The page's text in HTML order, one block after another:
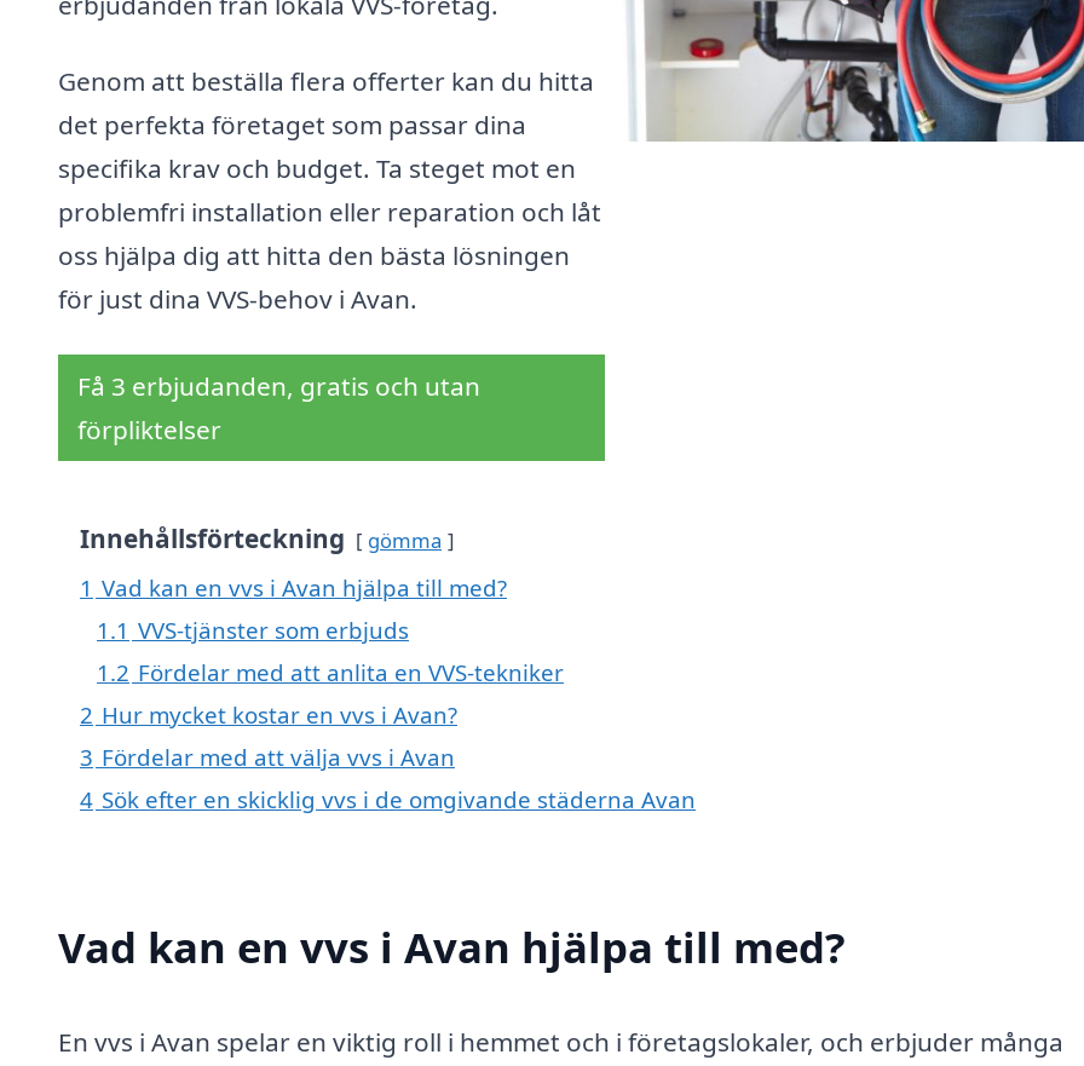
Genom att beställa flera offerter kan du hitta
det perfekta företaget som passar dina
specifika krav och budget. Ta steget mot en
problemfri installation eller reparation och låt
oss hjälpa dig att hitta den bästa lösningen
för just dina VVS-behov i Avan.
Få 3 erbjudanden, gratis och utan
förpliktelser
Innehållsförteckning gömma
1 Vad kan en vvs i Avan hjälpa till med?
1.1 VVS-tjänster som erbjuds
1.2 Fördelar med att anlita en VVS-tekniker
2 Hur mycket kostar en vvs i Avan?
3 Fördelar med att välja vvs i Avan
4 Sök efter en skicklig vvs i de omgivande städerna Avan
Vad kan en vvs i Avan hjälpa till med?
En vvs i Avan spelar en viktig roll i hemmet och i företagslokaler, och erbjuder många